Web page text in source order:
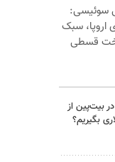
سوئیسی:
اروپا، سبک
قسطی
بیت‌پین از
بگیریم؟